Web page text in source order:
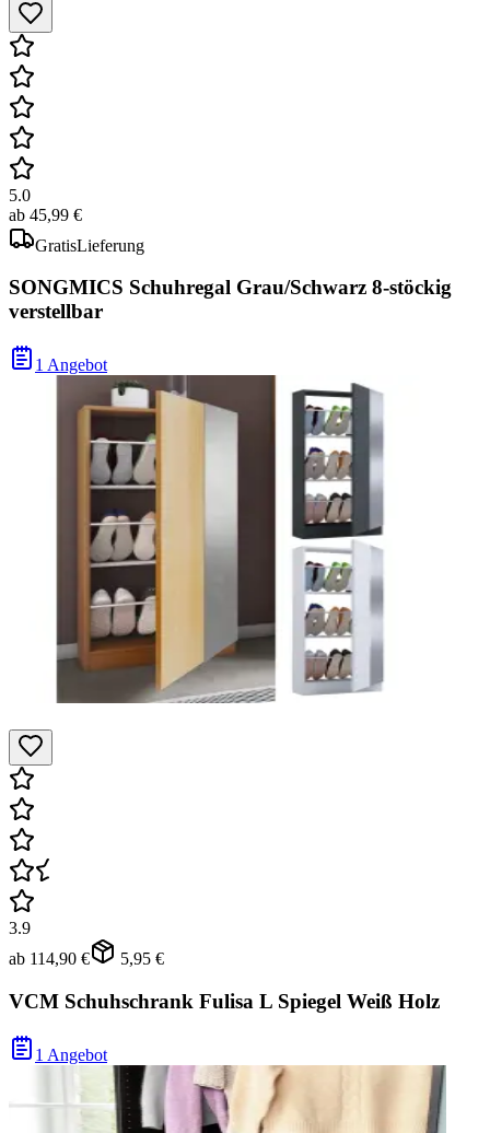
5.0
ab 45,99 €
GratisLieferung
SONGMICS Schuhregal Grau/Schwarz 8-stöckig
verstellbar
1 Angebot
3.9
ab 114,90 € 5,95 €
VCM Schuhschrank Fulisa L Spiegel Weiß Holz
1 Angebot